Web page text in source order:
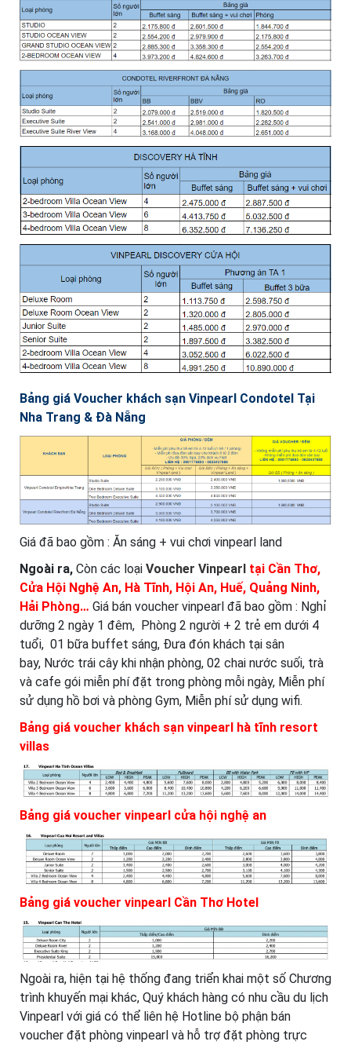
Bảng giá Voucher khách sạn Vinpearl Condotel Tại
Nha Trang & Đà Nẵng
Giá đã bao gồm : Ăn sáng + vui chơi vinpearl land
Ngoài ra, Còn các loại Voucher Vinpearl tại Cần Thơ,
Cửa Hội Nghệ An, Hà Tĩnh, Hội An, Huế, Quảng Ninh,
Hải Phòng… Giá bán voucher vinpearl đã bao gồm : Nghỉ
dưỡng 2 ngày 1 đêm, Phòng 2 người + 2 trẻ em dưới 4
tuổi, 01 bữa buffet sáng, Đưa đón khách tại sân
bay, Nước trái cây khi nhận phòng, 02 chai nước suối, trà
và cafe gói miễn phí đặt trong phòng mỗi ngày, Miễn phí
sử dụng hồ bơi và phòng Gym, Miễn phí sử dụng wifi.
Bảng giá voucher khách sạn vinpearl hà tĩnh resort
villas
Bảng giá voucher vinpearl cửa hội nghệ an
Bảng giá voucher vinpearl Cần Thơ Hotel
Ngoài ra, hiện tại hệ thống đang triển khai một số Chương
trình khuyến mại khác, Quý khách hàng có nhu cầu du lịch
Vinpearl với giá có thể liên hệ Hotline bộ phận bán
voucher đặt phòng vinpearl và hỗ trợ đặt phòng trực